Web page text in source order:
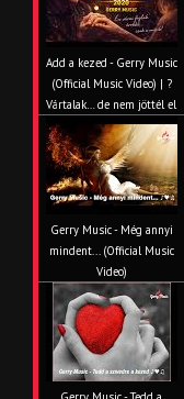
Add a kezed - Gerry Music
(Official Music Video) | ?
Vártalak… de nem jöttél el
Gerry Music - Még annyi
mindent... (Official Music
Video)